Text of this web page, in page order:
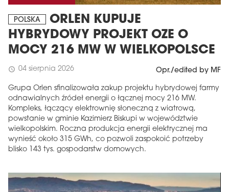
POLSKA
ORLEN KUPUJE
HYBRYDOWY PROJEKT OZE O
MOCY 216 MW W WIELKOPOLSCE
schedule 04 sierpnia 2026 Opr./edited by MF
Grupa Orlen sfinalizowała zakup projektu hybrydowej farmy
odnawialnych źródeł energii o łącznej mocy 216 MW.
Kompleks, łączący elektrownię słoneczną z wiatrową,
powstanie w gminie Kazimierz Biskupi w województwie
wielkopolskim. Roczna produkcja energii elektrycznej ma
wynieść około 315 GWh, co pozwoli zaspokoić potrzeby
blisko 143 tys. gospodarstw domowych.